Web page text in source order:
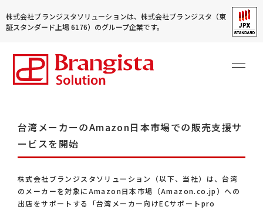
株式会社ブランジスタソリューションは、株式会社ブランジスタ（東
証スタンダード上場 6176）のグループ企業です。
台湾メーカーのAmazon日本市場での販売支援サ
ービスを開始
株式会社ブランジスタソリューション（以下、当社）は、台湾
のメーカーを対象にAmazon日本市場（Amazon.co.jp）への
出店をサポートする「台湾メーカー向けECサポートpro